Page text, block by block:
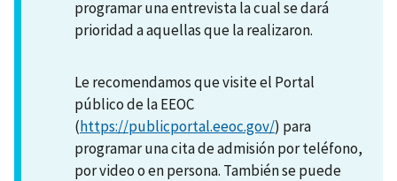
programar una entrevista la cual se dará
prioridad a aquellas que la realizaron.
Le recomendamos que visite el Portal
público de la EEOC
(https://publicportal.eeoc.gov/) para
programar una cita de admisión por teléfono,
por video o en persona. También se puede